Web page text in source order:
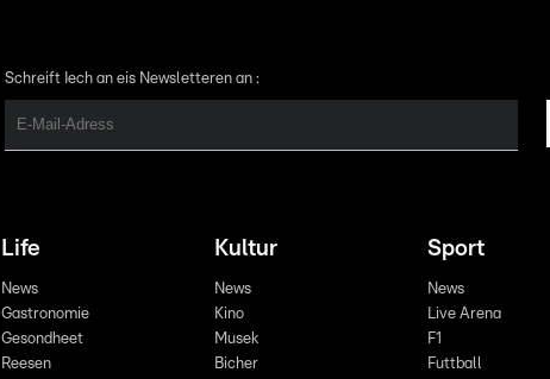
Schreift Iech an eis Newsletteren an :
Life
News
Gastronomie
Gesondheet
Reesen
Kultur
News
Kino
Musek
Bicher
Sport
News
Live Arena
F1
Futtball